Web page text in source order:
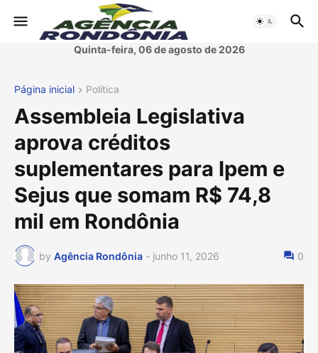
Quinta-feira, 06 de agosto de 2026
Página inicial Política
Assembleia Legislativa
aprova créditos
suplementares para Ipem e
Sejus que somam R$ 74,8
mil em Rondônia
by Agência Rondônia - junho 11, 2026 0